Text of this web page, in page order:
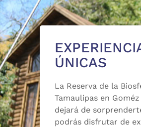
ÚNICAS
La Reserva de la
Tamaulipas en
dejará de
podrás disfrutar de